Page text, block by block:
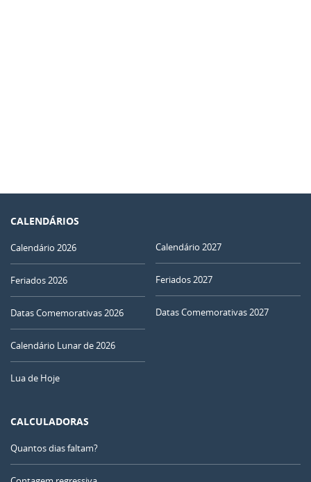
CALENDÁRIOS
Calendário 2026
Feriados 2026
Datas Comemorativas 2026
Calendário Lunar de 2026
Lua de Hoje
Calendário 2027
Feriados 2027
Datas Comemorativas 2027
CALCULADORAS
Quantos dias faltam?